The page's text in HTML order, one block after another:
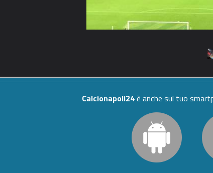
Calcionapoli24è anche sul tuo